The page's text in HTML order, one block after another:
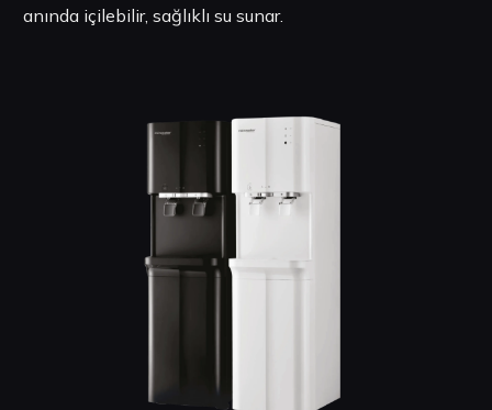
anında içilebilir, sağlıklı su sunar.